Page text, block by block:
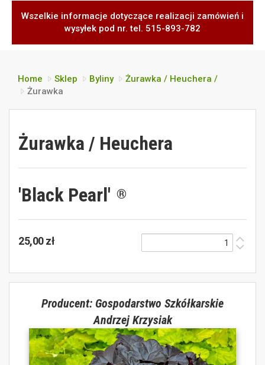
Wszelkie informacje dotyczące realizacji zamówień i
wysyłek pod nr. tel. 515-893-782
Home Sklep Byliny
Żurawka / Heuchera /
Żurawka
Żurawka / Heuchera
'Black Pearl' ®
25,00 zł
Producent: Gospodarstwo Szkółkarskie
Andrzej Krzysiak